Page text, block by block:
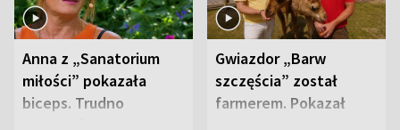
Anna z „Sanatorium
miłości” pokazała
biceps. Trudno
uwierzyć, co przeszła
Gwiazdor „Barw
szczęścia” został
farmerem. Pokazał
swoje niezwykłe